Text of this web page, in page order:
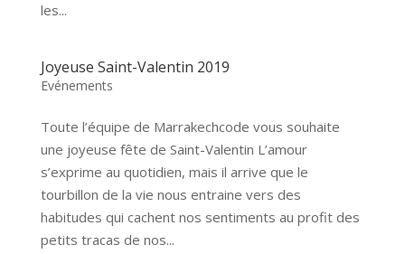
les...
Joyeuse Saint-Valentin 2019
Evénements
Toute l’équipe de Marrakechcode vous souhaite
une joyeuse fête de Saint-Valentin L’amour
s’exprime au quotidien, mais il arrive que le
tourbillon de la vie nous entraine vers des
habitudes qui cachent nos sentiments au profit des
petits tracas de nos...